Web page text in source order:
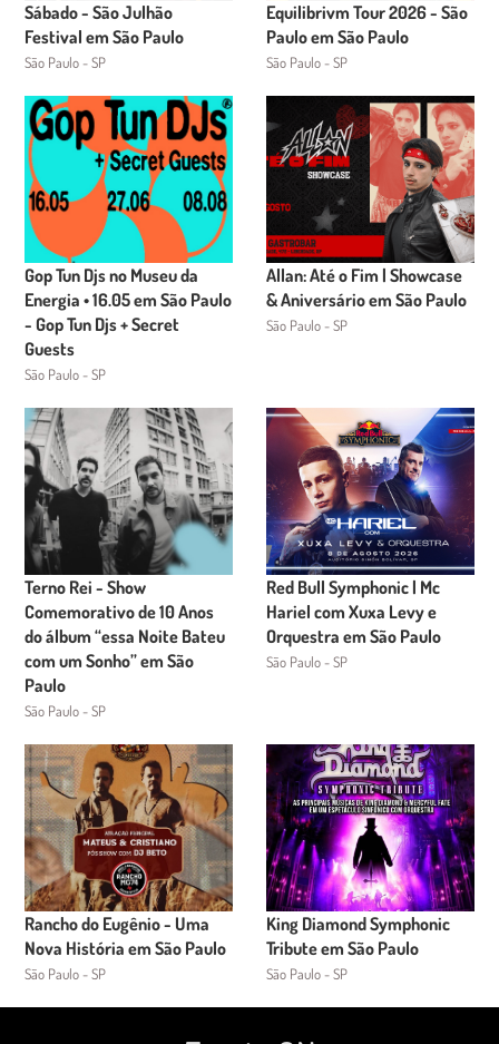
Sábado - São Julhão
Festival em São Paulo
São Paulo - SP
Equilibrivm Tour 2026 - São
Paulo em São Paulo
São Paulo - SP
Gop Tun Djs no Museu da
Energia • 16.05 em São Paulo
- Gop Tun Djs + Secret
Guests
São Paulo - SP
Allan: Até o Fim | Showcase
& Aniversário em São Paulo
São Paulo - SP
Terno Rei - Show
Comemorativo de 10 Anos
do álbum “essa Noite Bateu
com um Sonho” em São
Paulo
São Paulo - SP
Red Bull Symphonic | Mc
Hariel com Xuxa Levy e
Orquestra em São Paulo
São Paulo - SP
Rancho do Eugênio - Uma
Nova História em São Paulo
São Paulo - SP
King Diamond Symphonic
Tribute em São Paulo
São Paulo - SP